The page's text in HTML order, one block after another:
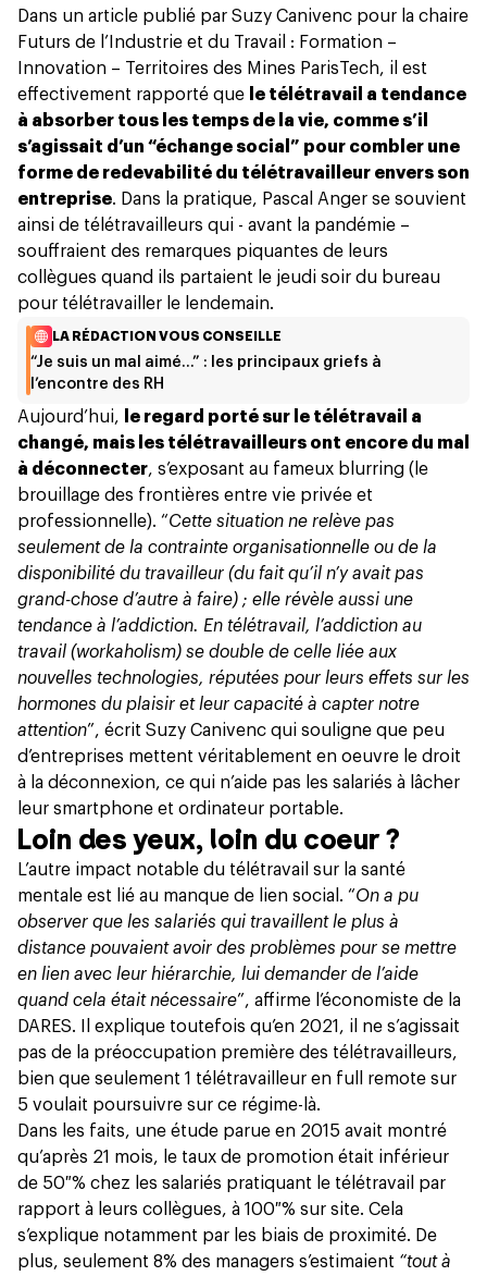
Dans un article publié par Suzy Canivenc pour la chaire
Futurs de l’Industrie et du Travail : Formation –
Innovation – Territoires des Mines ParisTech, il est
effectivement rapporté que
le télétravail a tendance
à absorber tous les temps de la vie, comme s’il
s’agissait d’un “échange social” pour combler une
forme de redevabilité du télétravailleur envers son
entreprise. Dans la pratique, Pascal Anger se souvient
ainsi de télétravailleurs qui - avant la pandémie –
souffraient des remarques piquantes de leurs
collègues quand ils partaient le jeudi soir du bureau
pour télétravailler le lendemain.
LA RÉDACTION VOUS CONSEILLE
“Je suis un mal aimé…” : les principaux griefs à
l’encontre des RH
Aujourd’hui,
le regard porté sur le télétravail a
changé, mais les télétravailleurs ont encore du mal
à déconnecter, s’exposant au fameux blurring (le
brouillage des frontières entre vie privée et
professionnelle). “Cette situation ne relève pas
seulement de la contrainte organisationnelle ou de la
disponibilité du travailleur (du fait qu’il n’y avait pas
grand-chose d’autre à faire) ; elle révèle aussi une
tendance à l’addiction. En télétravail, l’addiction au
travail (workaholism) se double de celle liée aux
nouvelles technologies, réputées pour leurs effets sur les
hormones du plaisir et leur capacité à capter notre
attention”, écrit Suzy Canivenc qui souligne que peu
d’entreprises mettent véritablement en oeuvre le droit
à la déconnexion, ce qui n’aide pas les salariés à lâcher
leur smartphone et ordinateur portable.
Loin des yeux, loin du coeur ?
L’autre impact notable du télétravail sur la santé
mentale est lié au manque de lien social. “On a pu
observer que les salariés qui travaillent le plus à
distance pouvaient avoir des problèmes pour se mettre
en lien avec leur hiérarchie, lui demander de l’aide
quand cela était nécessaire”, affirme l’économiste de la
DARES. Il explique toutefois qu’en 2021, il ne s’agissait
pas de la préoccupation première des télétravailleurs,
bien que seulement 1 télétravailleur en full remote sur
5 voulait poursuivre sur ce régime-là.
Dans les faits, une étude parue en 2015 avait montré
qu’après 21 mois, le taux de promotion était inférieur
de 50 % chez les salariés pratiquant le télétravail par
rapport à leurs collègues, à 100 % sur site. Cela
s’explique notamment par les biais de proximité. De
plus, seulement 8% des managers s’estimaient “tout à